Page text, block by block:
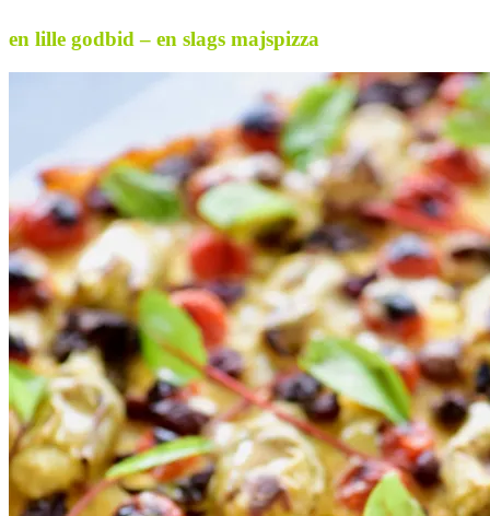
en lille godbid – en slags majspizza